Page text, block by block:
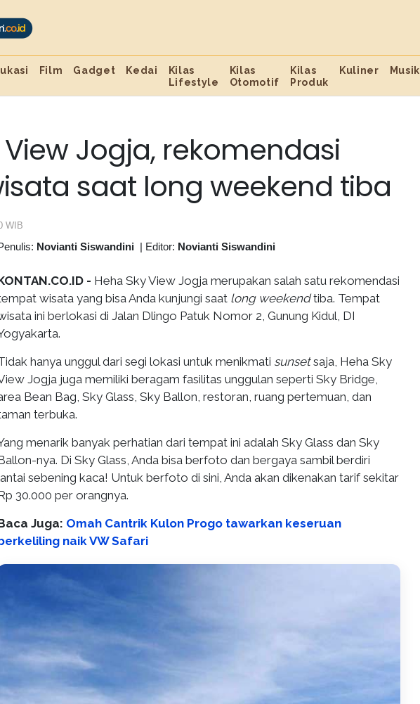
Film Gadget Kedai
Kilas
Lifestyle
Kilas
Otomotif
Kilas
Produk
Kuliner Musik
View Jogja, rekomendasi
saat long weekend tiba
WIB
Novianti Siswandini | Editor: Novianti Siswandini
- Heha Sky View Jogja merupakan salah satu rekomendasi
wisata yang bisa Anda kunjungi saat long weekendtiba. Tempat
ini berlokasi di Jalan Dlingo Patuk Nomor 2, Gunung Kidul, DI
hanya unggul dari segi lokasi untuk menikmati sunsetsaja, Heha Sky
Jogja juga memiliki beragam fasilitas unggulan seperti Sky Bridge,
Bean Bag, Sky Glass, Sky Ballon, restoran, ruang pertemuan, dan
terbuka.
menarik banyak perhatian dari tempat ini adalah Sky Glass dan Sky
nya. Di Sky Glass, Anda bisa berfoto dan bergaya sambil berdiri
sebening kaca! Untuk berfoto di sini, Anda akan dikenakan tarif sekitar
30.000 per orangnya.
Juga: Omah Cantrik Kulon Progo tawarkan keseruan
naik VW Safari